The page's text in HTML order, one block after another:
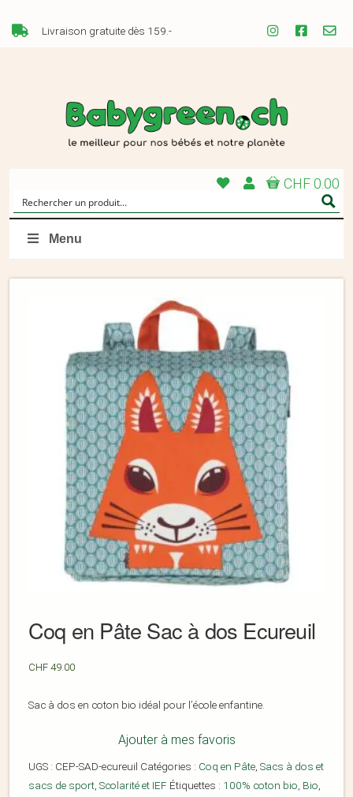
Livraison gratuite dès 159.-
CHF 0.00
Menu
Coq en Pâte Sac à dos Ecureuil
CHF 49.00
Sac à dos en coton bio idéal pour l’école enfantine.
Ajouter à mes favoris
UGS : CEP-SAD-ecureuil Catégories : Coq en Pâte, Sacs à dos et
sacs de sport, Scolarité et IEF Étiquettes : 100% coton bio, Bio,